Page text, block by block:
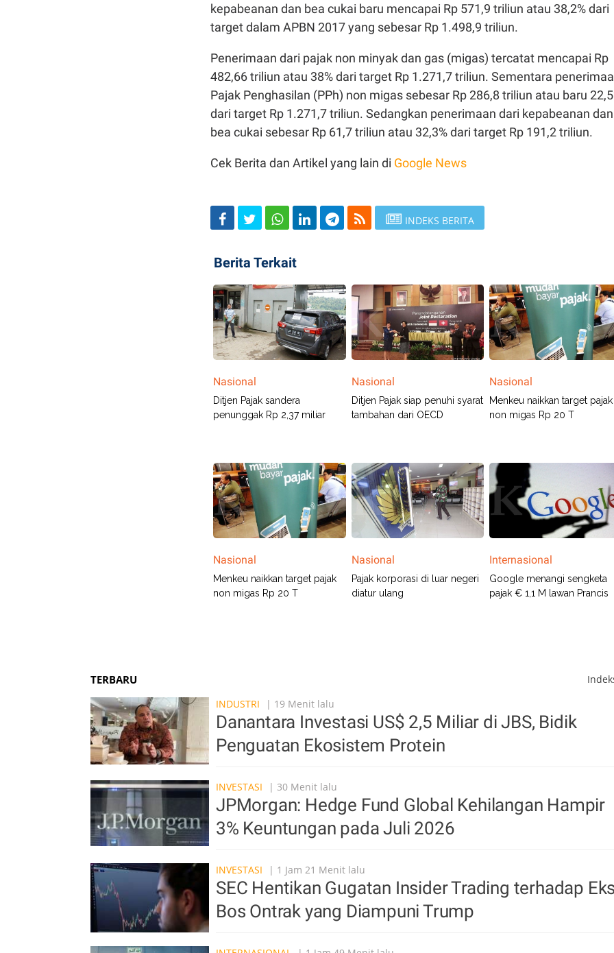
kepabeanan dan bea cukai baru mencapai Rp 571,9 triliun atau 38,2% dari
target dalam APBN 2017 yang sebesar Rp 1.498,9 triliun.
Penerimaan dari pajak non minyak dan gas (migas) tercatat mencapai Rp
482,66 triliun atau 38% dari target Rp 1.271,7 triliun. Sementara
Pajak Penghasilan (PPh) non migas sebesar Rp 286,8 triliun atau baru
dari target Rp 1.271,7 triliun. Sedangkan penerimaan dari kepabeanan dan
bea cukai sebesar Rp 61,7 triliun atau 32,3% dari target Rp 191,2 triliun.
Cek Berita dan Artikel yang lain di Google News
INDEKS BERITA
Berita Terkait
Nasional
Ditjen Pajak sandera
penunggak Rp 2,37 miliar
Nasional
Ditjen Pajak siap penuhi syarat
tambahan dari OECD
Nasional
Menkeu naikkan target pajak
non migas Rp 20 T
Nasional
Menkeu naikkan target pajak
non migas Rp 20 T
Nasional
Pajak korporasi di luar negeri
diatur ulang
Internasional
Google menangi sengketa
pajak € 1,1 M lawan Prancis
TERBARU
INDUSTRI
| 19 Menit lalu
Danantara Investasi US$ 2,5 Miliar di JBS, Bidik
Penguatan Ekosistem Protein
INVESTASI | 30 Menit lalu
JPMorgan: Hedge Fund Global Kehilangan Hampir
3% Keuntungan pada Juli 2026
INVESTASI | 1 Jam 21 Menit lalu
SEC Hentikan Gugatan Insider Trading terhadap
Bos Ontrak yang Diampuni Trump